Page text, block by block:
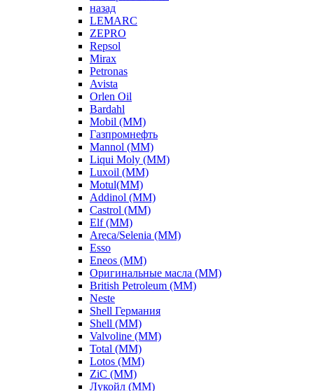
назад
LEMARC
ZEPRO
Repsol
Mirax
Petronas
Avista
Orlen Oil
Bardahl
Mobil (ММ)
Газпромнефть
Mannol (ММ)
Liqui Moly (ММ)
Luxoil (ММ)
Motul(ММ)
Addinol (ММ)
Castrol (ММ)
Elf (ММ)
Areca/Selenia (ММ)
Esso
Eneos (ММ)
Оригинальные масла (ММ)
British Petroleum (ММ)
Neste
Shell Германия
Shell (ММ)
Valvoline (ММ)
Total (ММ)
Lotos (ММ)
ZiC (ММ)
Лукойл (ММ)